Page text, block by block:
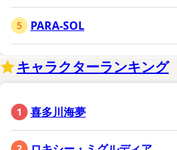
PARA-SOL
キャラクターランキング
喜多川海夢